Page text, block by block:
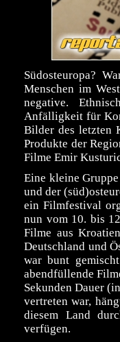
Südosteuropa?
Menschen im
negative.
Anfälligkeit für
Bilder des letzten
Produkte der
Filme Emir
Eine kleine
und der
ein Filmfestival
nun vom 10. bis
Filme aus
Deutschland und
war bunt
abendfüllende
Sekunden Dauer
vertreten war,
diesem Land
verfügen.